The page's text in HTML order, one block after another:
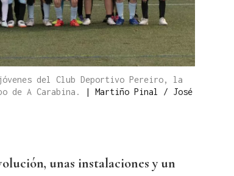
del Club Deportivo Pereiro, la
de A Carabina.
| Martiño Pinal / José
unas instalaciones y un